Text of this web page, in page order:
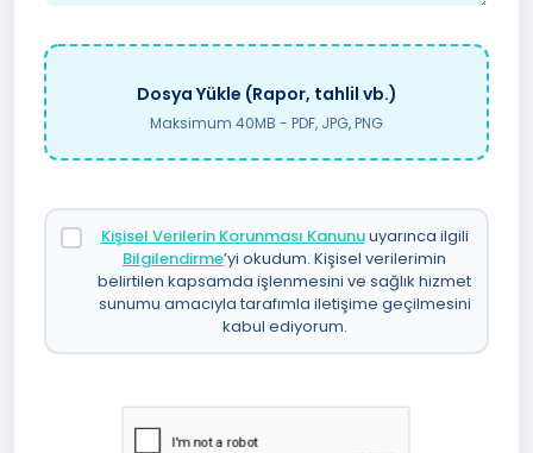
Dosya Yükle (Rapor, tahlil vb.)
Maksimum 40MB - PDF, JPG, PNG
Kişisel Verilerin Korunması Kanunuuyarınca ilgili
Bilgilendirme’yi okudum. Kişisel verilerimin
belirtilen kapsamda işlenmesini ve sağlık hizmet
sunumu amacıyla tarafımla iletişime geçilmesini
kabul ediyorum.